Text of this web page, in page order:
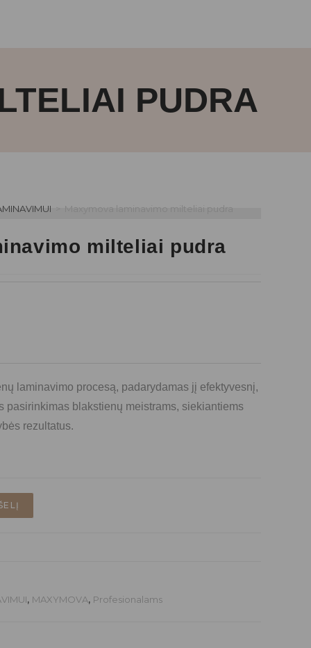
PUDRA
> Maxymova laminavimo milteliai pudra
milteliai pudra
laminavimo procesą, padarydamas jį efektyvesnį,
pasirinkimas blakstienų meistrams, siekiantiems
rezultatus.
, MAXYMOVA, Profesionalams